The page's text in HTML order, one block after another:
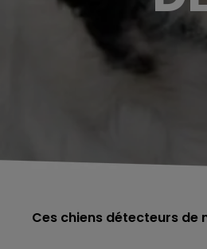
Ces chiens détecteurs de